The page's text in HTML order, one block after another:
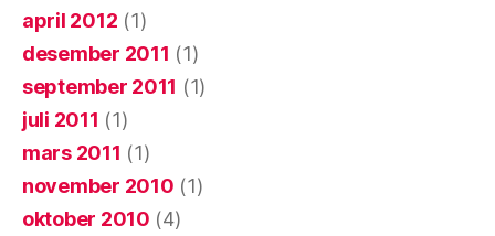
april 2012 (1)
desember 2011 (1)
september 2011 (1)
juli 2011 (1)
mars 2011 (1)
november 2010 (1)
oktober 2010 (4)